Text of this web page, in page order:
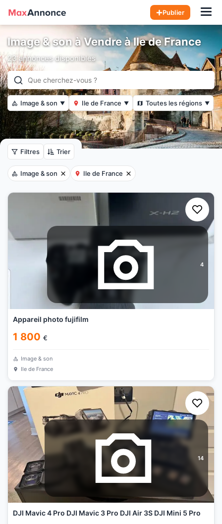
Publier
Image & son à Vendre à Ile de France
23 annonces disponibles
Image & son ▼ Ile de France ▼ Toutes les régions ▼
Filtres Trier
Image & son Ile de France
4
Appareil photo fujifilm
1 800 €
Image & son
Ile de France
14
DJI Mavic 4 Pro DJI Mavic 3 Pro DJI Air 3S DJI Mini 5 Pro